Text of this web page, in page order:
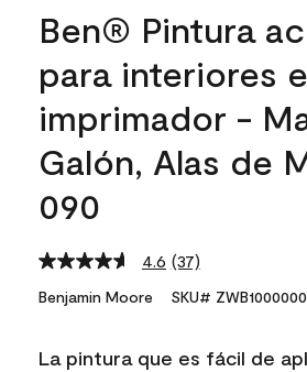
Ben® Pintura
para interiores e
imprimador -
Galón, Alas de
090
4.6 Read
37
Reviews.
link.
(37)
Benjamin Moore SKU#
La pintura que es fácil de